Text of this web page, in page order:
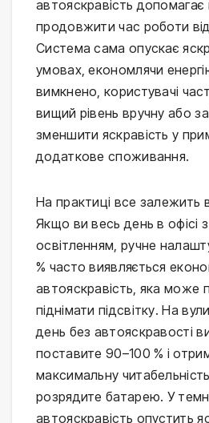
автояскравість
продовжити час роботи
Система сама опускає
умовах, економлячи
вимкнено, користувачі
вищий рівень вручну або
зменшити яскравість у
додаткове споживання.
На практиці все залежить
Якщо ви весь день в офісі
освітленням, ручне
% часто виявляється
автояскравість, яка може
піднімати підсвітку. На
день без автояскравості
поставите 90–100 % і
максимальну
розрядите батарею. У
автояскравість опустить